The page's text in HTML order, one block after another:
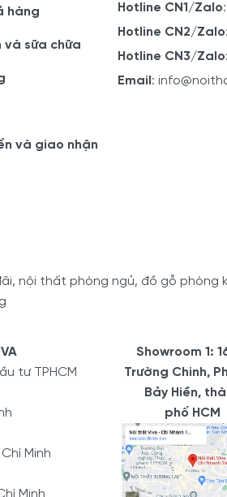
nội thất phòng ngủ, đồ gỗ phòng
hàng
và sữa chữa
và giao nhận
Hotline CN1/Zalo:
Hotline CN2/Zalo:
Hotline CN3/Zalo:
Email :
tư TPHCM
Minh
Minh
Showroom 1:
Trường Chinh,
Bảy Hiền,
phố HCM